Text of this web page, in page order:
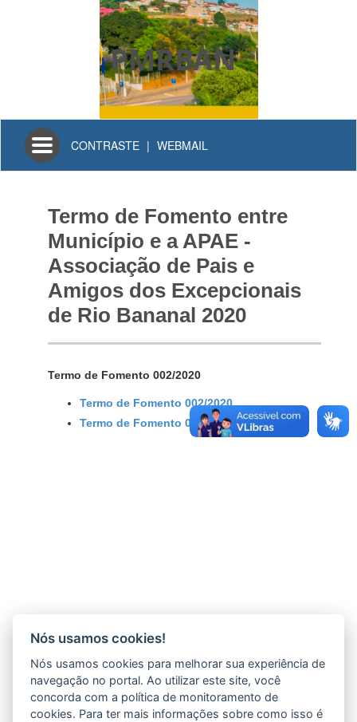
PMRBAN
Toggle
navigation
CONTRASTE | WEBMAIL
Termo de Fomento entre
Município e a APAE -
Associação de Pais e
Amigos dos Excepcionais
de Rio Bananal 2020
Termo de Fomento 002/2020
Termo de Fomento 002/2020
Termo de Fomento 003/2020
Nós usamos cookies!
Nós usamos cookies para melhorar sua experiência de
navegação no portal. Ao utilizar este site, você
concorda com a política de monitoramento de
cookies. Para ter mais informações sobre como isso é